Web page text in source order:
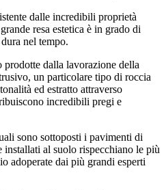
dalle incredibili proprietà
resa estetica è in grado di
nel tempo.
dalla lavorazione della
un particolare tipo di roccia
ed estratto attraverso
incredibili pregi e
sono sottoposti i pavimenti di
installati al suolo rispecchiano le più
adoperate dai più grandi esperti